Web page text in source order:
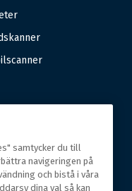
samtycker du till
navigeringen på
och bistå i våra
dina val så kan